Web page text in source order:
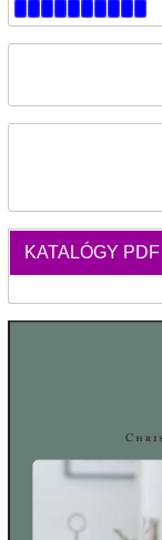
KATALÓGY PDF